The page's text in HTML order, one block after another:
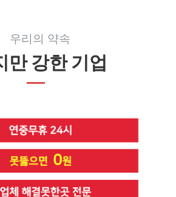
우리의 약속
만 강한 기업